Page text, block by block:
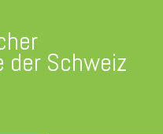
der Schweiz